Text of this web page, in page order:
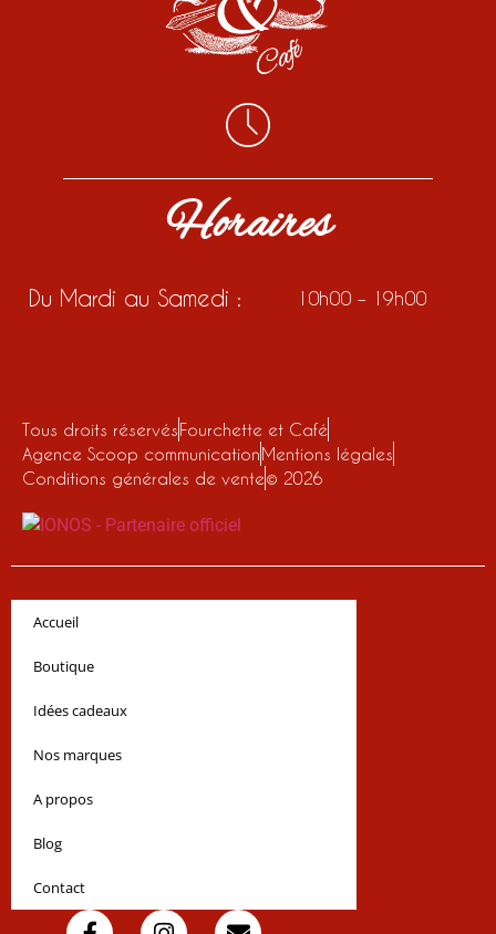
Horaires
Du Mardi au Samedi : 10h00 – 19h00
Tous droits réservésFourchette et Café
Agence Scoop communicationMentions légales
Conditions générales de vente© 2026
Accueil
Boutique
Idées cadeaux
Nos marques
A propos
Blog
Contact